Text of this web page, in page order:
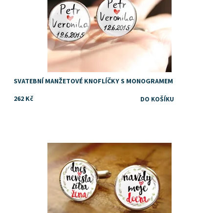
SVATEBNÍ MANŽETOVÉ KNOFLÍČKY S MONOGRAMEM
262 Kč